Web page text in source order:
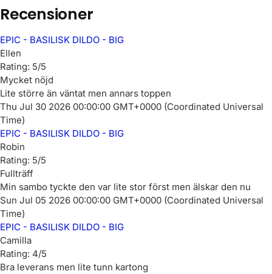
Recensioner
EPIC - BASILISK DILDO - BIG
Ellen
Rating: 5/5
Mycket nöjd
Lite större än väntat men annars toppen
Thu Jul 30 2026 00:00:00 GMT+0000 (Coordinated Universal
Time)
EPIC - BASILISK DILDO - BIG
Robin
Rating: 5/5
Fullträff
Min sambo tyckte den var lite stor först men älskar den nu
Sun Jul 05 2026 00:00:00 GMT+0000 (Coordinated Universal
Time)
EPIC - BASILISK DILDO - BIG
Camilla
Rating: 4/5
Bra leverans men lite tunn kartong